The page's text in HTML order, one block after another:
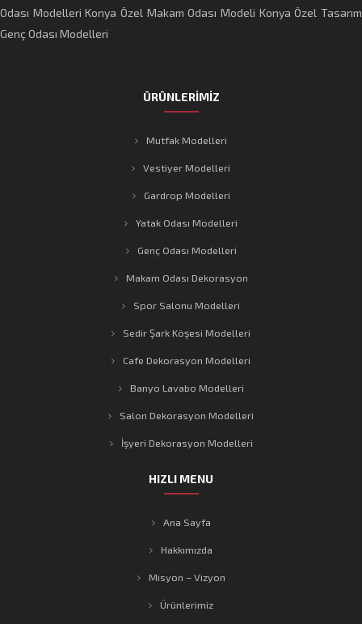
Odası Modelleri Konya Özel Makam Odası Modeli Konya Özel Tasarım
Genç Odası Modelleri
ÜRÜNLERİMİZ
Mutfak Modelleri
Vestiyer Modelleri
Gardrop Modelleri
Yatak Odası Modelleri
Genç Odası Modelleri
Makam Odası Dekorasyon
Spor Salonu Modelleri
Sedir Şark Köşesi Modelleri
Cafe Dekorasyon Modelleri
Banyo Lavabo Modelleri
Salon Dekorasyon Modelleri
İşyeri Dekorasyon Modelleri
HIZLI MENU
Ana Sayfa
Hakkımızda
Misyon – Vizyon
Ürünlerimiz